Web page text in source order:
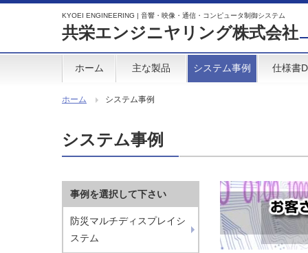
KYOEI ENGINEERING | 音響・映像・通信・コンピュータ制御システム
共栄エンジニヤリング株式会社
ホーム 主な製品 システム事例 仕様書
ホーム システム事例
システム事例
事例を選択して下さい
防災マルチディスプレイシ
ステム